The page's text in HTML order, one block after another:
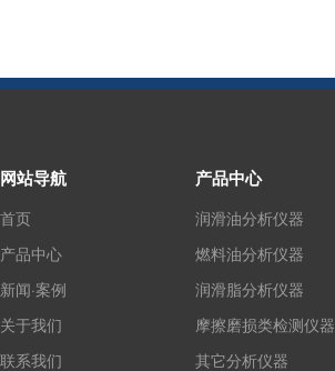
网站导航
首页
产品中心
新闻·案例
关于我们
联系我们
产品中心
润滑油分析仪器
燃料油分析仪器
润滑脂分析仪器
摩擦磨损类检测仪器
其它分析仪器